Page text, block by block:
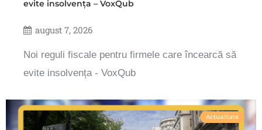
evite insolvența – VoxQub
august 7, 2026
Noi reguli fiscale pentru firmele care încearcă să
evite insolvența - VoxQub
Actualitate